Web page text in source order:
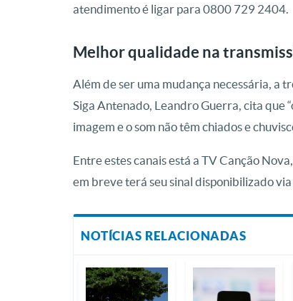
atendimento é ligar para 0800 729 2404.
Melhor qualidade na
Além de ser uma mudança necessária, a
Siga Antenado, Leandro Guerra, cita que
imagem e o som não têm chiados e
Entre estes canais está a TV Canção
em breve terá seu sinal disponibilizado
NOTÍCIAS RELACIONADAS